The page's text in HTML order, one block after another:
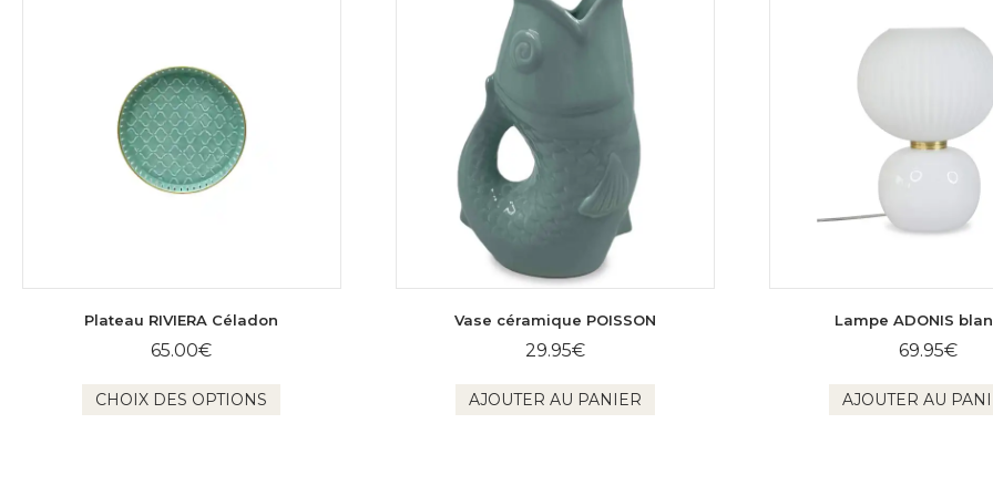
Plateau RIVIERA Céladon
65.00€
CHOIX DES OPTIONS
Vase céramique POISSON
29.95€
AJOUTER AU PANIER
Lampe ADONIS
69.95€
AJOUTER AU